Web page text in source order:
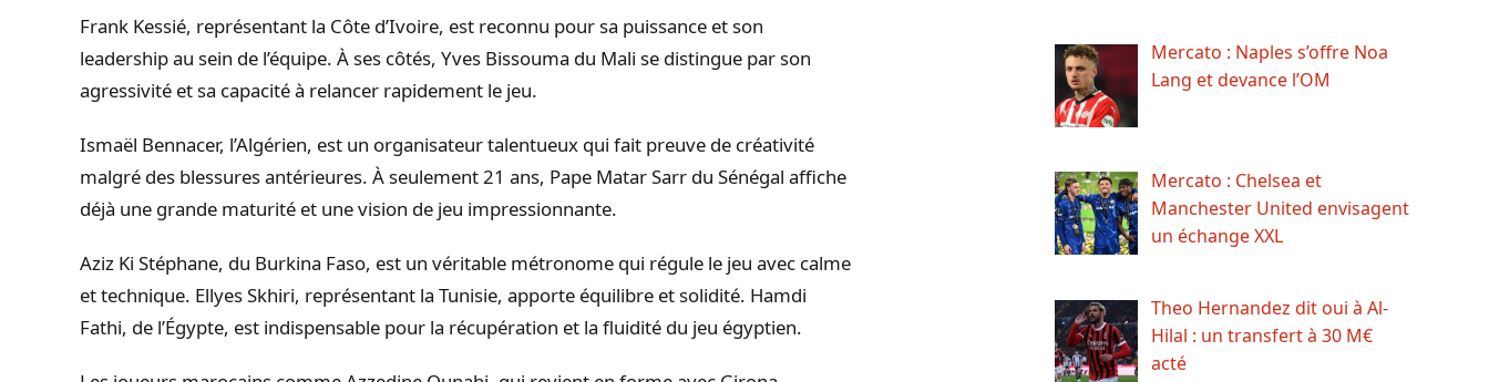
Frank Kessié, représentant la Côte d’Ivoire, est reconnu pour sa puissance et son
leadership au sein de l’équipe. À ses côtés, Yves Bissouma du Mali se distingue par son
agressivité et sa capacité à relancer rapidement le jeu.
Ismaël Bennacer, l’Algérien, est un organisateur talentueux qui fait preuve de créativité
malgré des blessures antérieures. À seulement 21 ans, Pape Matar Sarr du Sénégal affiche
déjà une grande maturité et une vision de jeu impressionnante.
Aziz Ki Stéphane, du Burkina Faso, est un véritable métronome qui régule le jeu avec calme
et technique. Ellyes Skhiri, représentant la Tunisie, apporte équilibre et solidité. Hamdi
Fathi, de l’Égypte, est indispensable pour la récupération et la fluidité du jeu égyptien.
Mercato : Naples s’offre Noa
Lang et devance l’OM
Mercato : Chelsea et
Manchester United envisagent
un échange XXL
Theo Hernandez dit oui à Al-
Hilal : un transfert à 30 M€
acté